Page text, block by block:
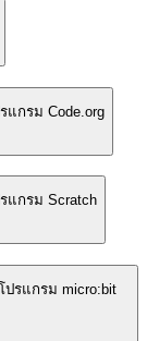
แกรม Code.org
แกรม Scratch
ปรแกรม micro:bit